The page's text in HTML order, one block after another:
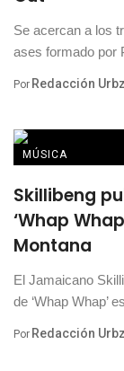
Se acercan a los
ases formado por
Por Redacción
MÚSICA
Skillibeng
‘Whap
Montana
El Jamaicano
de ‘Whap Whap’
Por Redacción